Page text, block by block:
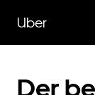
zum
Hauptinhalt
Uber
Der